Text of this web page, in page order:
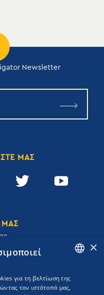
Newsletter
ΜΑΣ
ΜΑΣ
Αθήνα, Ελλάδα
GREEK
×
για τη βελτίωση της
τον ιστότοπό μας,